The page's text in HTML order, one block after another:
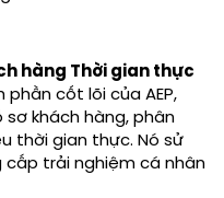
hàng Thời gian thực
cốt lõi của AEP,
sơ khách hàng, phân
thời gian thực. Nó sử
trải nghiệm cá nhân